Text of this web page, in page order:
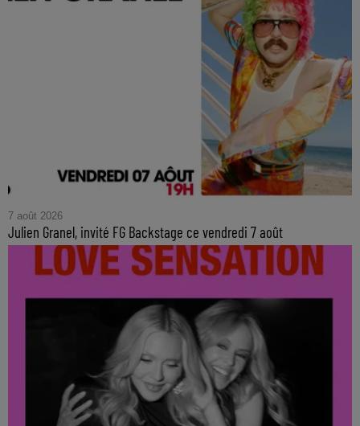
7 août 2026
Julien Granel, invité FG Backstage ce vendredi 7 août